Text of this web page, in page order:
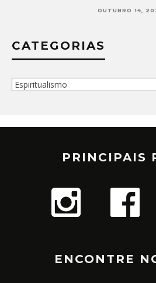
OUTUBRO 14, 2022
CATEGORIAS
Categorias
PRINCIPAIS
ENCONTRE